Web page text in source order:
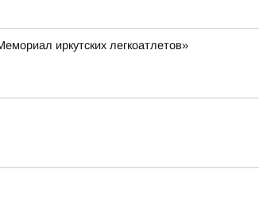
иркутских легкоатлетов»